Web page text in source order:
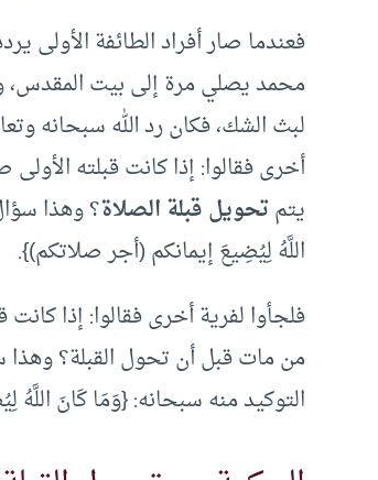
فعندما صار أفراد الطائفة الأولى
محمد يصلي مرة إلى بيت المقدس،
لبث الشك، فكان رد الله سبحانه
أخرى فقالوا: إذا كانت قبلته
يتمتحويل قبلة الصلاة؟ وهذا
اللَّهُ لِيُضِيعَ إيمانكم (أجر صلاتكم)}.
فلجأوا لفرية أخرى فقالوا: إذا
من مات قبل أن تحول القبلة؟ وهذا
التوكيد منه سبحانه: {وَمَا كَانَ